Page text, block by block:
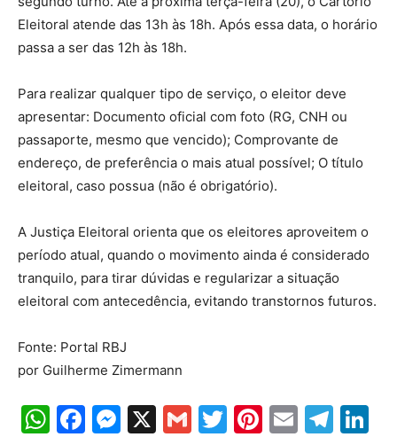
Eleitoral atende das 13h às 18h. Após essa data, o horário
passa a ser das 12h às 18h.
Para realizar qualquer tipo de serviço, o eleitor deve
apresentar: Documento oficial com foto (RG, CNH ou
passaporte, mesmo que vencido); Comprovante de
endereço, de preferência o mais atual possível; O título
eleitoral, caso possua (não é obrigatório).
A Justiça Eleitoral orienta que os eleitores aproveitem o
período atual, quando o movimento ainda é considerado
tranquilo, para tirar dúvidas e regularizar a situação
eleitoral com antecedência, evitando transtornos futuros.
Fonte: Portal RBJ
por Guilherme Zimermann
WhatsApp
Facebook
Messenger
X GmailTwitter
Pinterest
Email